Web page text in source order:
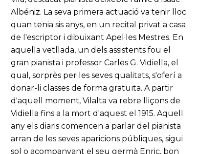
Albéniz. La seva primera actuació va tenir lloc
quan tenia sis anys, en un recital privat a casa
de l'escriptor i dibuixant Apel·les Mestres. En
aquella vetllada, un dels assistents fou el
gran pianista i professor Carles G. Vidiella, el
qual, sorprès per les seves qualitats, s'oferí a
donar-li classes de forma gratuïta. A partir
d'aquell moment, Vilalta va rebre lliçons de
Vidiella fins a la mort d'aquest el 1915. Aquell
any els diaris comencen a parlar del pianista
arran de les seves aparicions públiques, sigui
sol o acompanyant el seu germà Enric, bon